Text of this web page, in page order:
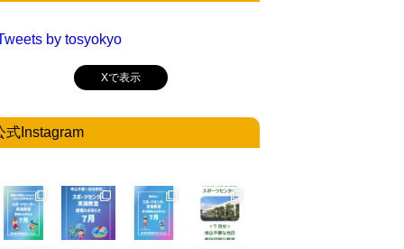
by tosyokyo
Xで表示
式Instagram